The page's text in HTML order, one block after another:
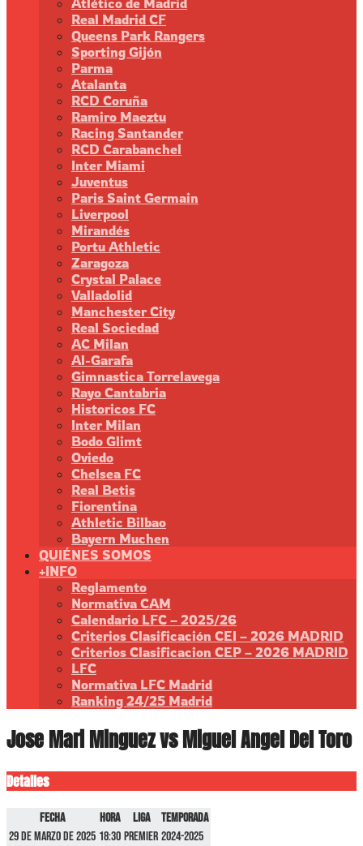
Real Madrid CF
Queens Park Rangers
Sporting Gijón
Parma
Atalanta
RCD Coruña
Ramiro Maeztu
Racing Santander
RCD Carabanchel
Inter Miami
Juventus
Paris Saint Germain
Liverpool
Mirandés
Portu Athletic
Zaragoza
Crystal Palace
Valladolid
Manchester City
Real Sociedad
AC Milan
Al-Garafa
Gimnastica Torrelavega
Rayo Cantabria
Historicos FC
Inter Milan
Bodo Glimt
Oviedo
Chelsea FC
Real Betis
Fiorentina
Athletic Bilbao
Bayern Muchen
QUIÉNES SOMOS
+INFO
Reglamento
Normativa CAM
Calendario LFC – 2025/26
Criterios Clasificación CEI – 2026 MADRID
Criterios Clasificacion CEP – 2026 MADRID
LFC
Normativa LFC Madrid
Ranking 24/25 Madrid
Jose Mari Minguez vs Miguel Angel Del Toro
Detalles
Fecha Hora Liga
Temporada
29 de marzo de 2025 18:30 Premier 2024-2025